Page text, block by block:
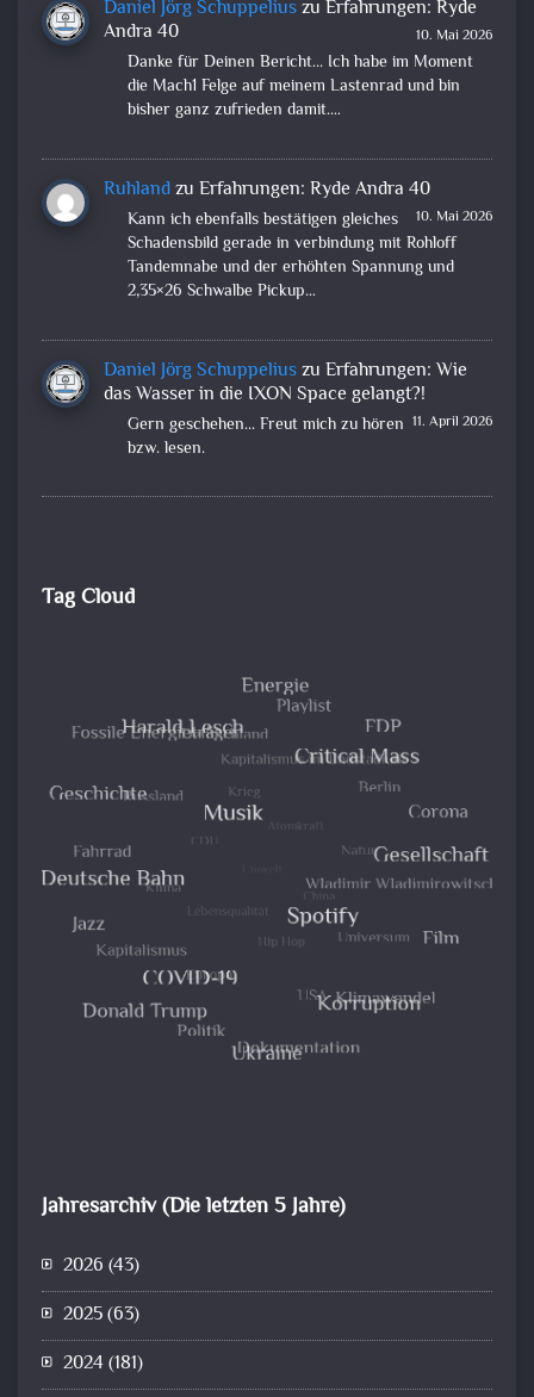
Daniel Jörg Schuppeliuszu Erfahrungen: Ryde
Andra 40
10. Mai 2026
Danke für Deinen Bericht... Ich habe im Moment
die Mach1 Felge auf meinem Lastenrad und bin
bisher ganz zufrieden damit.…
Ruhlandzu Erfahrungen: Ryde Andra 40
10. Mai 2026
Kann ich ebenfalls bestätigen gleiches
Schadensbild gerade in verbindung mit Rohloff
Tandemnabe und der erhöhten Spannung und
2,35×26 Schwalbe Pickup…
Daniel Jörg Schuppeliuszu Erfahrungen: Wie
das Wasser in die IXON Space gelangt?!
11. April 2026
Gern geschehen... Freut mich zu hören
bzw. lesen.
Tag Cloud
Jahresarchiv (Die letzten 5 Jahre)
2026 (43)
2025(63)
2024(181)